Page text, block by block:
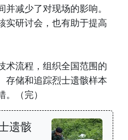
减少了对现场的影响。
实研讨会，也有助于提高
术流程，组织全国范围的
存储和追踪烈士遗骸样本
（完）
遗骸